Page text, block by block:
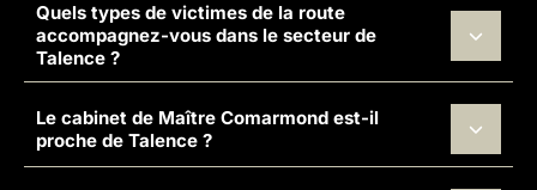
Quels types de victimes de la route
accompagnez-vous dans le secteur de
Talence ?
Le cabinet de Maître Comarmond est-il
proche de Talence ?